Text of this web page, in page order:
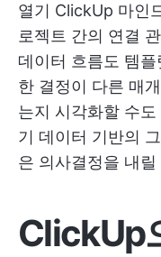
열기 ClickUp 마인
로젝트 간의 연결
데이터 흐름도 템
한 결정이 다른 매
는지 시각화할 수도
기 데이터 기반의
은 의사결정을 내
ClickUp